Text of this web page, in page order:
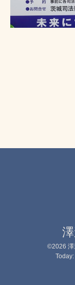
©2026
Today: